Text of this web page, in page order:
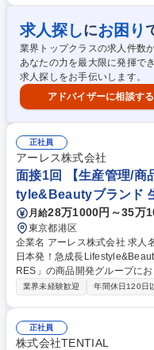
クの未然防止 (3)ガイドライン
定ノウハウの標準化(10%):将
験できない「荷主側」での本質的な
コード分類・貿易実務スペシ
求人探しにお困り
業界トップクラスの求人件数
あなたの力を最大限に発揮で
求人探しをお手伝いします。
アドバイザーに相談する
正社員
アーレス株式会社
面接1回 【生産管理/商
tyle&Beautyブランド
月給28万1000円～35万
東京都港区
企業名 アーレス株式会社 求人名 ★面接1回★【生産管理/商品開発補助】
日本発！急成長Lifestyle&Beautyブランド 仕事の内容
RES」の商品開発グループに
品開発アシスタントとして開発進行
期調整 (2)商品開発アシスタン
発送 ■試作や開発進行に関する
業界未経験歓迎 年間休日120日
正社員
株式会社TENTIAL